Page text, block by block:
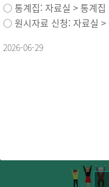
○ 통계집: 자료실 > 통계집
○ 원시자료 신청: 자료실 >
2026-06-29